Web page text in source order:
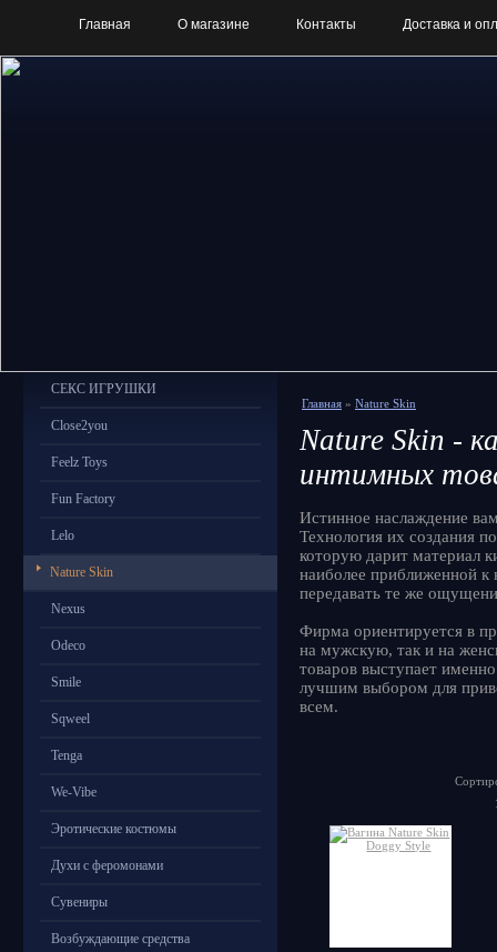
Главная О магазине Контакты Доставка и
СЕКС ИГРУШКИ
Close2you
Feelz Toys
Fun Factory
Lelo
Nature Skin
Nexus
Odeco
Smile
Sqweel
Tenga
We-Vibe
Эротические костюмы
Духи с феромонами
Сувениры
Возбуждающие средства
Главная » Nature Skin
Nature Skin -
интимных
Истинное наслаждение
Технология их создания
которую дарит материал
наиболее приближенной
передавать те же
Фирма ориентируется в
на мужскую, так и на
товаров выступает
лучшим выбором для
всем.